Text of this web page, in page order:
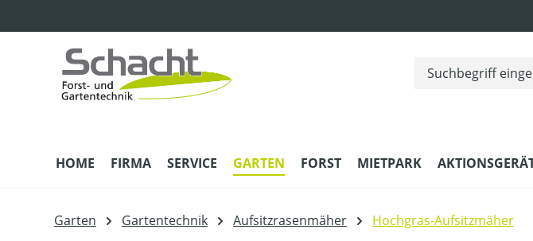
HOME FIRMA SERVICE GARTEN FORST MIETPARK
Garten Gartentechnik Aufsitzrasenmäher Hochgras-Aufsitzmäher